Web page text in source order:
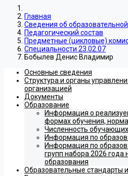
Главная
Сведения об
Педагогический состав
Предметные (цикловые)
Специальности 23.02.07
Бобылев Денис Владимир
Основные сведения
Структура и органы
организацией
Документы
Образование
Информация о
формах обучения,
Численность
Информация по
Информация по
групп набора 2026 года
образования
Образовательные стандарты